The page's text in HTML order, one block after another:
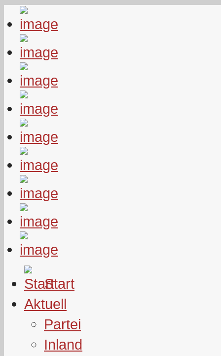
Start
Aktuell
Partei
Inland